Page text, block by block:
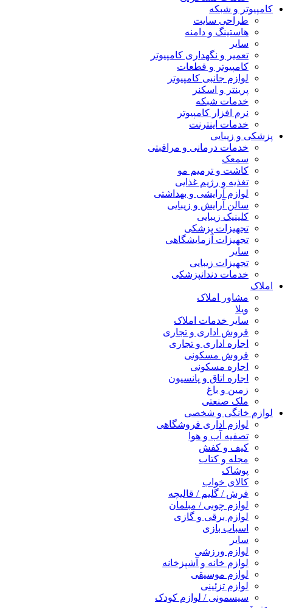
کامپیوتر و شبکه
طراحی سایت
هاستینگ و دامنه
سایر
تعمیر و نگهداری کامپیوتر
کامپیوتر و قطعات
لوازم جانبی کامپیوتر
پرینتر و اسکنر
خدمات شبکه
نرم افزار کامپیوتر
خدمات اینترنت
پزشکی و زیبایی
خدمات درمانی و مراقبتی
سمعک
کاشت و ترمیم مو
تغذیه و رژیم غذایی
لوازم آرایشی و بهداشتی
سالن آرایش و زیبایی
کلینیک زیبایی
تجهیزات پزشکی
تجهیزات آزمایشگاهی
سایر
تجهیزات زیبایی
خدمات دندانپزشکی
املاک
مشاور املاک
ویلا
سایر خدمات املاک
فروش اداری و تجاری
اجاره اداری و تجاری
فروش مسکونی
اجاره مسکونی
اجاره اتاق و پانسیون
زمین و باغ
ملک صنعتی
لوازم خانگی و شخصی
لوازم اداری فروشگاهی
تصفیه آب و هوا
کیف و کفش
مجله و کتاب
پوشاک
کالای خواب
فرش / گلیم / قالیچه
لوازم چوبی / مبلمان
لوازم برقی و گازی
اسباب بازی
سایر
لوازم ورزشی
لوازم خانه و آشپزخانه
لوازم موسیقی
لوازم تزئینی
سیسمونی / لوازم کودک